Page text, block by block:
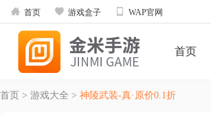
 首页  游戏盒子  WAP官网
首页
首页 > 游戏大全 > 神陵武装-真·原价0.1折